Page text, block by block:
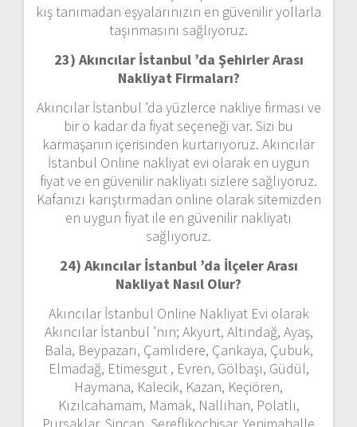
kış tanımadan eşyalarınızın en güvenilir yollarla
taşınmasını sağlıyoruz.
23) Akıncılar İstanbul ’da Şehirler Arası
Nakliyat Firmaları?
Akıncılar İstanbul ’da yüzlerce nakliye firması ve
bir o kadar da fiyat seçeneği var. Sizi bu
karmaşanın içerisinden kurtarıyoruz. Akıncılar
İstanbul Online nakliyat evi olarak en uygun
fiyat ve en güvenilir nakliyatı sizlere sağlıyoruz.
Kafanızı karıştırmadan online olarak sitemizden
en uygun fiyat ile en güvenilir nakliyatı
sağlıyoruz.
24) Akıncılar İstanbul ’da İlçeler Arası
Nakliyat Nasıl Olur?
Akıncılar İstanbul Online Nakliyat Evi olarak
Akıncılar İstanbul ’nın; Akyurt, Altındağ, Ayaş,
Bala, Beypazarı, Çamlıdere, Çankaya, Çubuk,
Elmadağ, Etimesgut , Evren, Gölbaşı, Güdül,
Haymana, Kalecik, Kazan, Keçiören,
Kızılcahamam, Mamak, Nallıhan, Polatlı,